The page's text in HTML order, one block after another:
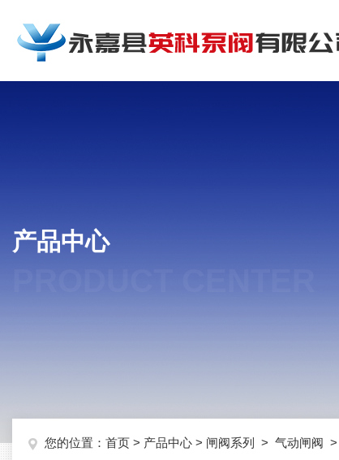
产品中心
您的位置： 首页 > 产品中心 > 闸阀系列 > 气动闸阀 >